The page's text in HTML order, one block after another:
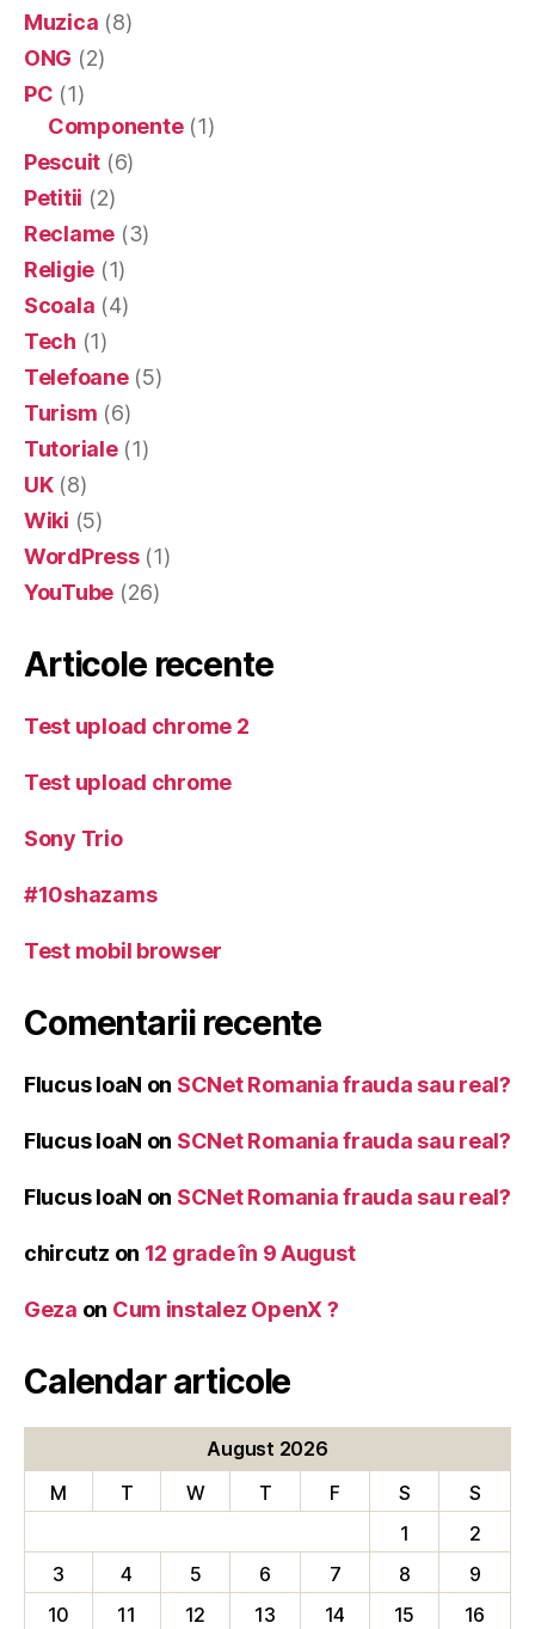
Muzica (8)
ONG (2)
PC (1)
Componente(1)
Pescuit (6)
Petitii (2)
Reclame (3)
Religie (1)
Scoala (4)
Tech (1)
Telefoane(5)
Turism (6)
Tutoriale(1)
UK(8)
Wiki (5)
WordPress(1)
YouTube (26)
Articole recente
Test upload chrome 2
Test upload chrome
Sony Trio
#10shazams
Test mobil browser
Comentarii recente
Flucus IoaN on SCNet Romania frauda sau real?
Flucus IoaN on SCNet Romania frauda sau real?
Flucus IoaN on SCNet Romania frauda sau real?
chircutz on 12 grade în 9 August
Geza on Cum instalez OpenX ?
Calendar articole
August 2026
M
T W T F S
S
1
2
3
4 5 6 7 8
9
10
11 12 13 14 15 16